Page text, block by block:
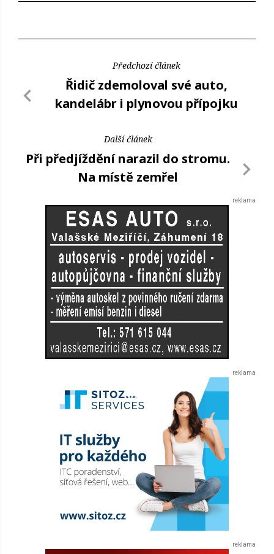
Předchozí článek
Řidič zdemoloval své auto,
kandelábr i plynovou přípojku
Další článek
Při předjíždění narazil do stromu.
Na místě zemřel